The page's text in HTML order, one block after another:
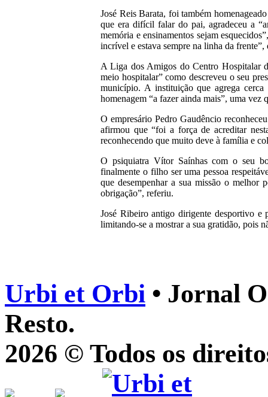
José Reis Barata, foi também
que era difícil falar do pai, agradeceu a
memória e ensinamentos sejam
incrível e estava sempre na linha da frente”,
A Liga dos Amigos do Centro Hospitalar
meio hospitalar” como descreveu o seu
município. A instituição que agrega
homenagem “a fazer ainda mais”, uma vez
O empresário Pedro Gaudêncio
afirmou que “foi a força de acreditar
reconhecendo que muito deve à família e
O psiquiatra Vítor Saínhas com o seu
finalmente o filho ser uma pessoa
que desempenhar a sua missão o melhor
obrigação”, referiu.
José Ribeiro antigo dirigente desportivo e
limitando-se a mostrar a sua gratidão, pois
Urbi et Orbi • Jornal
Resto.
2026 © Todos os